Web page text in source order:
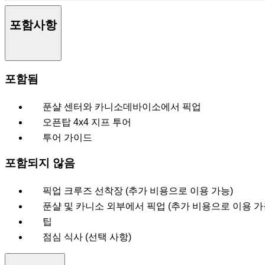
포함사항
포함됨
푼샬 센터와 카니소데바이소에서 픽업
오픈탑 4x4 지프 투어
투어 가이드
포함되지 않음
픽업 크루즈 선착장 (추가 비용으로 이용 가능)
푼샬 및 카니소 외부에서 픽업 (추가 비용으로 이용 가
팁
점심 식사 (선택 사항)